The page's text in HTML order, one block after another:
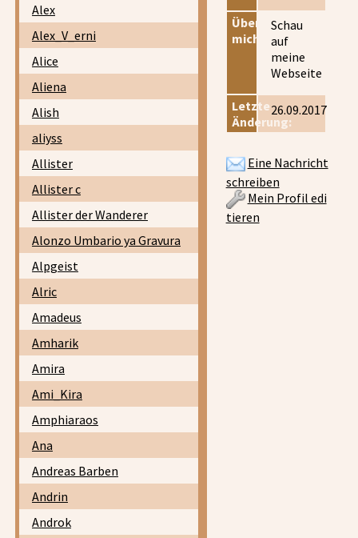
Alex
Alex_V_erni
Alice
Aliena
Alish
aliyss
Allister
Allister c
Allister der Wanderer
Alonzo Umbario ya Gravura
Alpgeist
Alric
Amadeus
Amharik
Amira
Ami_Kira
Amphiaraos
Ana
Andreas Barben
Andrin
Androk
Über
mich:
Schau
auf
meine
Webseite
Letzte
Änderung:
26.09.2017
Eine Nachricht
schreiben
Mein Profil edi
tieren